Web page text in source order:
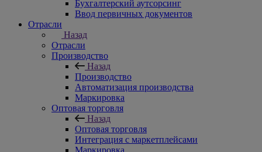
Бухгалтерский аутсорсинг
Ввод первичных документов
Отрасли
Назад
Отрасли
Производство
Назад
Производство
Автоматизация производства
Маркировка
Оптовая торговля
Назад
Оптовая торговля
Интеграция с маркетплейсами
Маркировка